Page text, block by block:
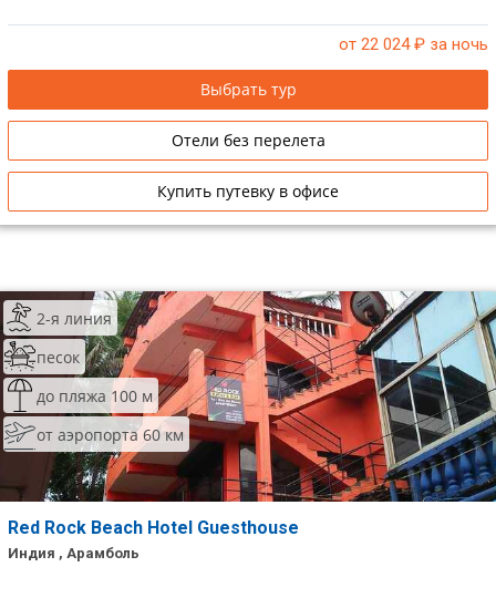
от 22 024₽ за ночь
Выбрать тур
Отели без перелета
Купить путевку в офисе
2-я линия
песок
до пляжа 100 м
от аэропорта 60 км
Red Rock Beach Hotel Guesthouse
Индия , Арамболь